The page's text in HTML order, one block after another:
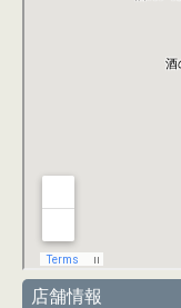
店舗情報